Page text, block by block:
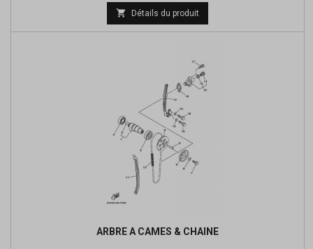
Prix
de
 Détails du produit
ARBRE A CAMES & CHAINE